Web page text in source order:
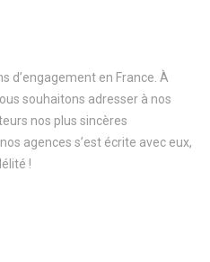
d’engagement en France. À
souhaitons adresser à nos
nos plus sincères
agences s’est écrite avec eux,
!